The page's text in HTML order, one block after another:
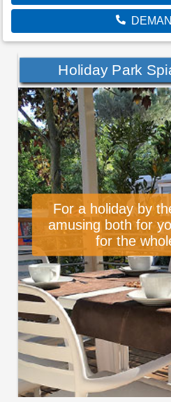
Holiday Park
For a holiday by
amusing both for
for the